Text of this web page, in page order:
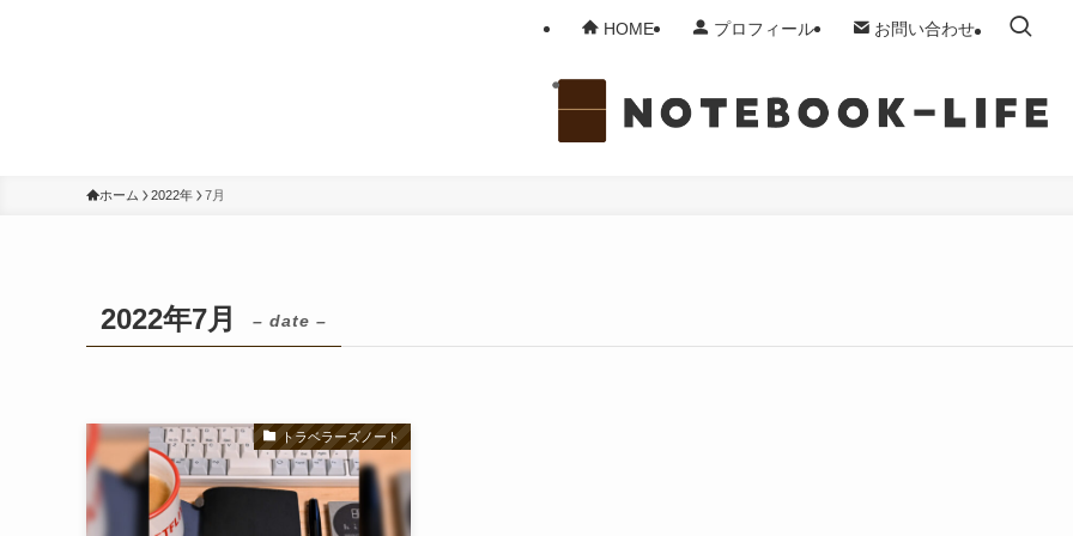
HOME プロフィール お問い合わせ
ホーム 2022年 7月
2022年7月 – date –
トラベラーズノート